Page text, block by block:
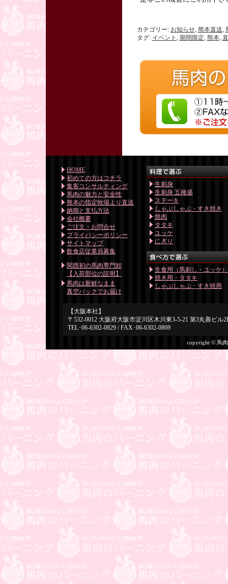
カテゴリー: お知らせ, 熊本直送
タグ: イベント 期間限定 熊本,
HOME
初めての方はコチラ
集客コンサルティング
馬肉の魅力と安全性
熊本の指定牧場より直送
納期と支払方法
会社概要
ご注文・お問合せ
プライバシーポリシー
サイトマップ
飲食店従業員募集
関西初の馬肉専門卸
【入荷部位の説明】
馬肉は新鮮なまま
真空パックでお届け
生刺身
生刺身 五種盛
ステーキ
しゃぶしゃぶ・すき焼き
焼肉
タタキ
ユッケ
にぎり
生食用（馬刺し・ユッケ）
焼き用・タタキ
しゃぶしゃぶ・すき焼用
【大阪本社】
〒532-0012 大阪府大阪市淀川区木川東3-5-21 第3丸善ビル
TEL･06-6302-0829 / FAX･06-6302-0869
copyright © 馬